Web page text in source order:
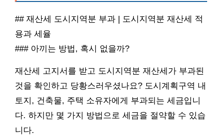
## 재산세 도시지역분 부과 | 도시지역분 재산세 적
용과 세율
### 아끼는 방법, 혹시 없을까?
재산세 고지서를 받고 도시지역분 재산세가 부과된
것을 확인하고 당황스러우셨나요? 도시계획구역 내
토지, 건축물, 주택 소유자에게 부과되는 세금입니
다. 하지만 몇 가지 방법으로 세금을 절약할 수 있습
니다.